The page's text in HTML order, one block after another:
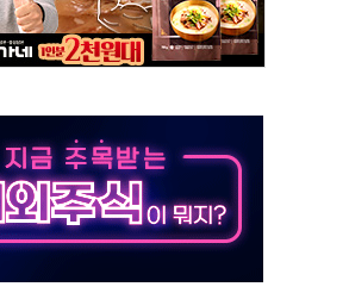
보 협력 구도